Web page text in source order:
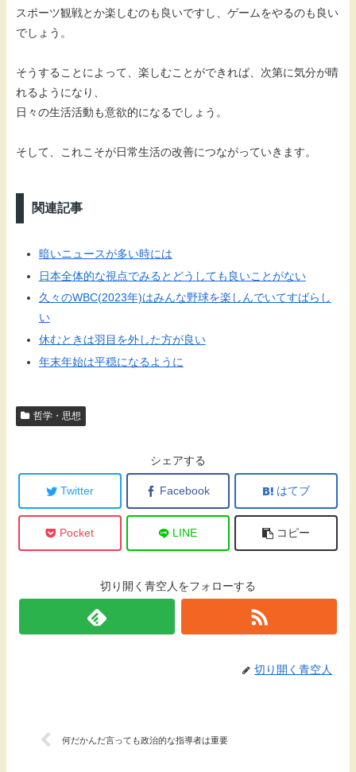
スポーツ観戦とか楽しむのも良いですし、ゲームをやるのも良い
でしょう。
そうすることによって、楽しむことができれば、次第に気分が晴
れるようになり、
日々の生活活動も意欲的になるでしょう。
そして、これこそが日常生活の改善につながっていきます。
関連記事
暗いニュースが多い時には
日本全体的な視点でみるとどうしても良いことがない
久々のWBC(2023年)はみんな野球を楽しんでいてすばらし
い
休むときは羽目を外した方が良い
年末年始は平穏になるように
哲学・思想
シェアする
Twitter Facebook はてブ
Pocket LINE コピー
切り開く青空人をフォローする
切り開く青空人
何だかんだ言っても政治的な指導者は重要